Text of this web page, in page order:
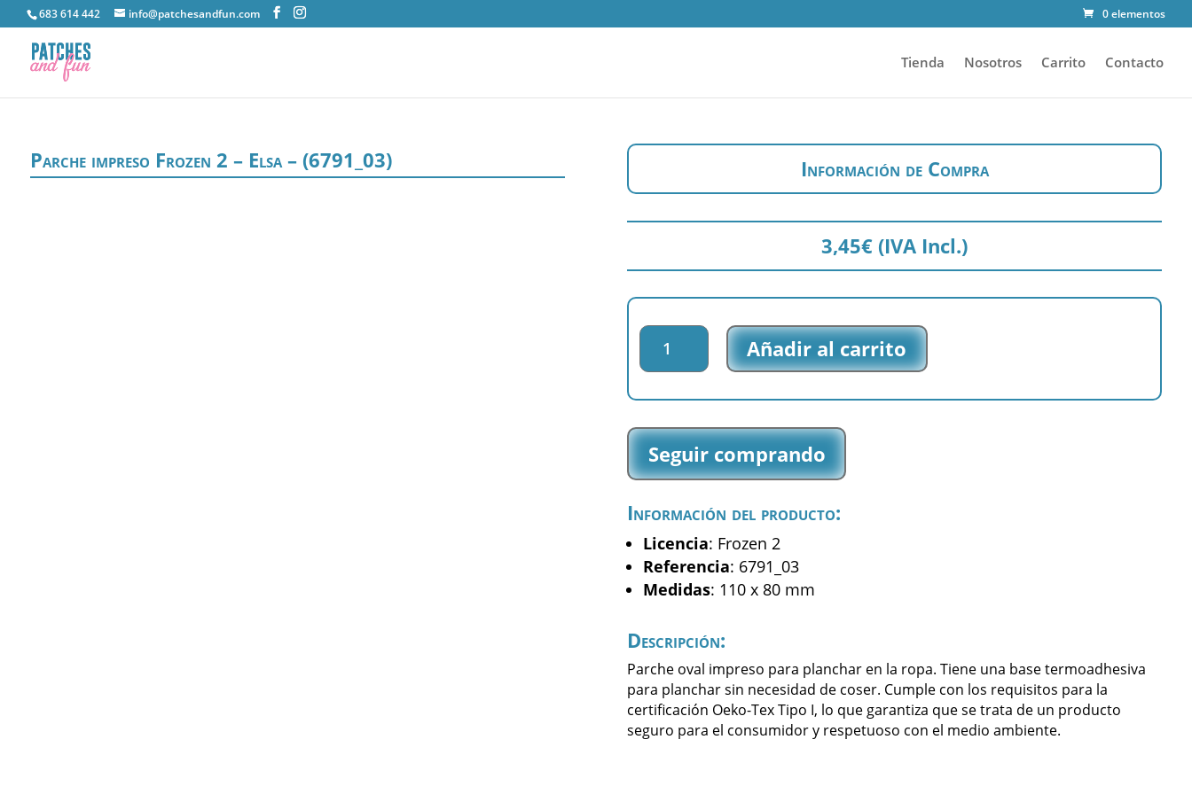
683 614 442 info@patchesandfun.com 0 elementos
Tienda Nosotros Carrito Contacto
Parche impreso Frozen 2 – Elsa – (6791_03) Información de Compra
3,45€ (IVA Incl.)
Parche
impreso
Frozen
2
Elsa
(6791_03)
Añadir al carrito
Seguir comprando
Información del producto:
Licencia: Frozen 2
Referencia: 6791_03
Medidas: 110 x 80 mm
Descripción:
Parche oval impreso para planchar en la ropa. Tiene una base termoadhesiva
para planchar sin necesidad de coser. Cumple con los requisitos para la
certificación Oeko-Tex Tipo I, lo que garantiza que se trata de un producto
seguro para el consumidor y respetuoso con el medio ambiente.